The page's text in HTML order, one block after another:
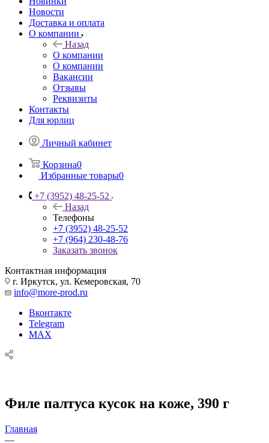
Новости
Доставка и оплата
О компании
Назад
О компании
О компании
Вакансии
Отзывы
Реквизиты
Контакты
Для юрлиц
Личный кабинет
Корзина0
Избранные товары0
+7 (3952) 48-25-52
Назад
Телефоны
+7 (3952) 48-25-52
+7 (964) 230-48-76
Заказать звонок
Контактная информация
г. Иркутск, ул. Кемеровская, 70
info@more-prod.ru
Вконтакте
Telegram
MAX
Филе палтуса кусок на коже, 390 г
Главная
—